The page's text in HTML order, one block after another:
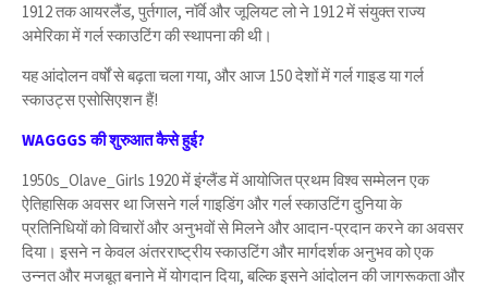
1912 तक आयरलैंड, पुर्तगाल, नॉर्वे और जूलियट लो ने 1912 में संयुक्त राज्य
अमेरिका में गर्ल स्काउटिंग की स्थापना की थी।
यह आंदोलन वर्षों से बढ़ता चला गया, और आज 150 देशों में गर्ल गाइड या गर्ल
स्काउट्स एसोसिएशन हैं!
WAGGGS की शुरुआत कैसे हुई?
1950s_Olave_Girls 1920 में इंग्लैंड में आयोजित प्रथम विश्व सम्मेलन एक
ऐतिहासिक अवसर था जिसने गर्ल गाइडिंग और गर्ल स्काउटिंग दुनिया के
प्रतिनिधियों को विचारों और अनुभवों से मिलने और आदान-प्रदान करने का अवसर
दिया। इसने न केवल अंतरराष्ट्रीय स्काउटिंग और मार्गदर्शक अनुभव को एक
उन्नत और मजबूत बनाने में योगदान दिया, बल्कि इसने आंदोलन की जागरूकता और